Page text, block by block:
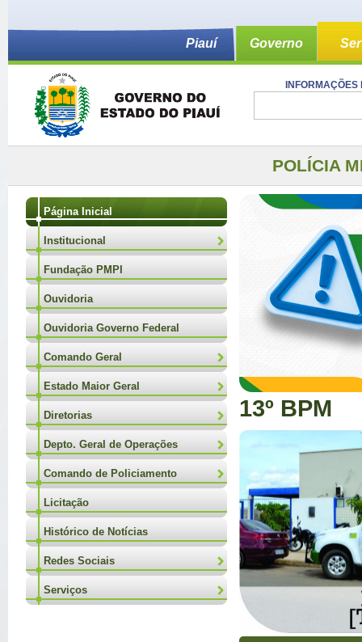
Piauí Governo
POLÍCIA
Página Inicial
Institucional
Fundação PMPI
Ouvidoria
Ouvidoria Governo Federal
Comando Geral
Estado Maior Geral
Diretorias
Depto. Geral de Operações
Comando de Policiamento
Licitação
Histórico de Notícias
Redes Sociais
Serviços
13º BPM